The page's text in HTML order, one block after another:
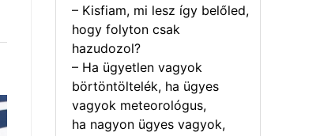
– Kisfiam, mi lesz így belőled,
hogy folyton csak
hazudozol?
– Ha ügyetlen vagyok
börtöntöltelék, ha ügyes
vagyok meteorológus,
ha nagyon ügyes vagyok,